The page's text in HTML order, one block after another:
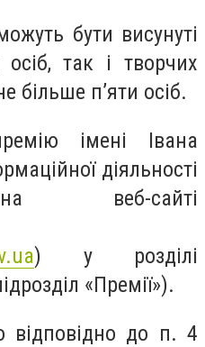
бути висунуті
так і творчих
більше п’яти осіб.
імені Івана
діяльності
веб-сайті
) у розділі
«Премії»).
відповідно до п. 4